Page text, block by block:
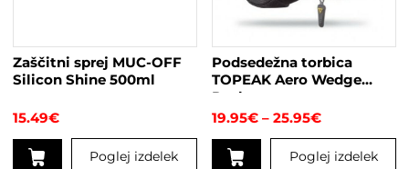
Zaščitni sprej MUC-OFF
Silicon Shine 500ml
15.49€
Poglej izdelek
Podsedežna torbica
TOPEAK Aero Wedge
Pack
19.95€ – 25.95€Cenovni
od
19.95€
Poglej izdelek